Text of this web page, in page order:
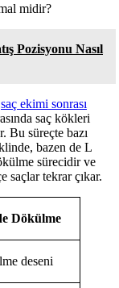
midir?
Pozisyonu Nasıl
saç ekimi sonrası
saç kökleri
Bu süreçte bazı
bazen de L
sürecidir ve
saçlar tekrar çıkar.
Dökülme
deseni